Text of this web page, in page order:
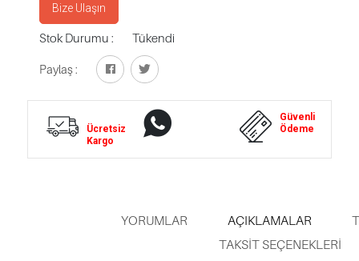
Bize Ulaşın
Stok Durumu : Tükendi
Paylaş :
Ücretsiz
Kargo
Güvenli
Ödeme
YORUMLAR AÇIKLAMALAR
TAKSIT SEÇENEKLERI